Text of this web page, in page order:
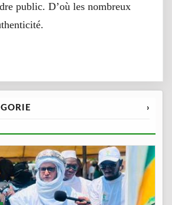
public. D’où les nombreux
›